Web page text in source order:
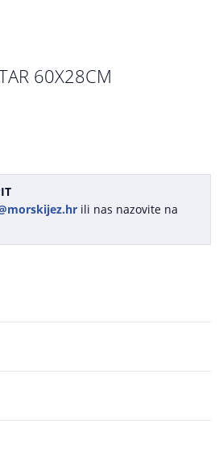
60X28CM
ili nas nazovite na